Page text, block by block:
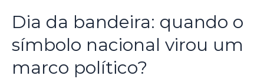
Dia da bandeira: quando o
símbolo nacional virou um
marco político?